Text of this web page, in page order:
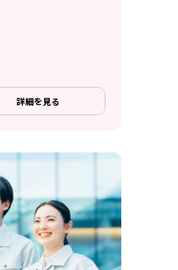
詳細を見る